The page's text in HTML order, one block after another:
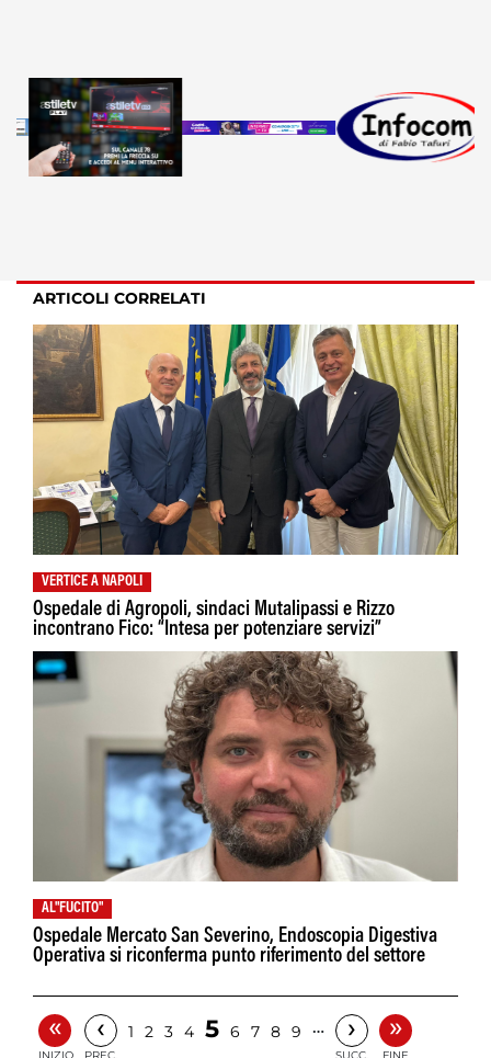
ARTICOLI CORRELATI
VERTICE A NAPOLI
Ospedale di Agropoli, sindaci Mutalipassi e Rizzo
incontrano Fico: “Intesa per potenziare servizi”
AL"FUCITO"
Ospedale Mercato San Severino, Endoscopia Digestiva
Operativa si riconferma punto riferimento del settore
« ‹ 1 2 3 4 5 6 7 8 9 … › »